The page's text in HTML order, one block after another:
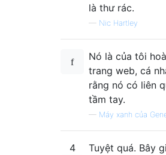
là thư rác.
— Nic Hartley
Nó là của tôi
trang web, cá
rằng nó có liên
tầm tay.
— Máy xanh của
4 Tuyệt quá. Bây